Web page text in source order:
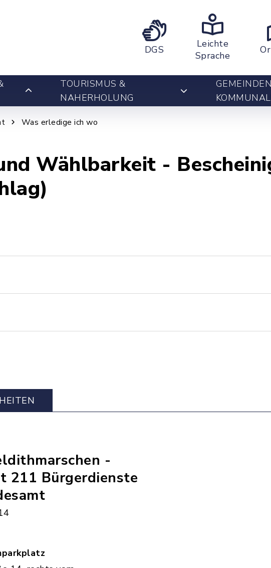
DGS
Leichte
Sprache
TOURISMUS &
NAHERHOLUNG
Was erledige ich wo
Wählbarkeit -
-
211 Bürgerdienste